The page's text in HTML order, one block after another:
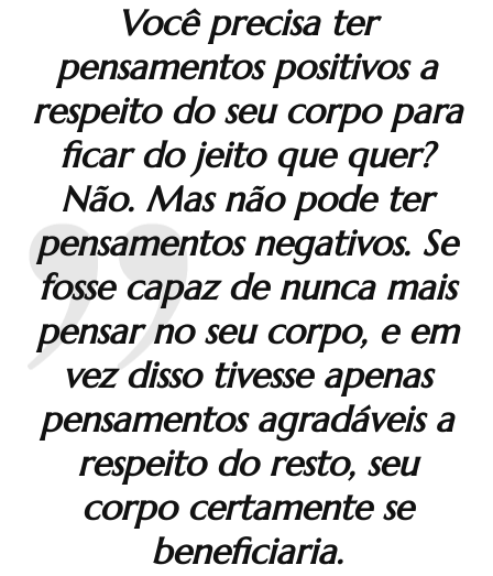
Você precisa ter
pensamentos positivos a
respeito do seu corpo para
ficar do jeito que quer?
Não. Mas não pode ter
pensamentos negativos. Se
fosse capaz de nunca mais
pensar no seu corpo, e em
vez disso tivesse apenas
pensamentos agradáveis a
respeito do resto, seu
corpo certamente se
beneficiaria.